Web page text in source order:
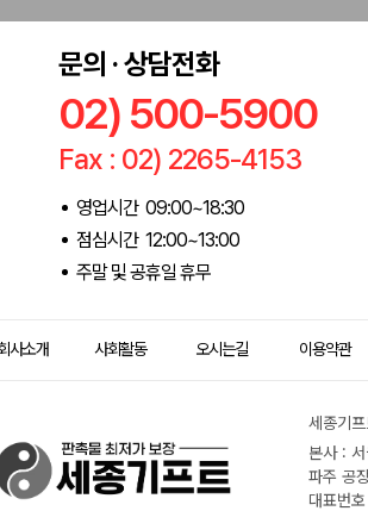
문의 · 상담전화
02) 500-5900
Fax : 02) 2265-4153
영업시간 09:00~18:30
점심시간 12:00~13:00
주말 및 공휴일 휴무
사소개 사회활동 오시는길 이용약관
세종기
본사 :
파주 공
대표번